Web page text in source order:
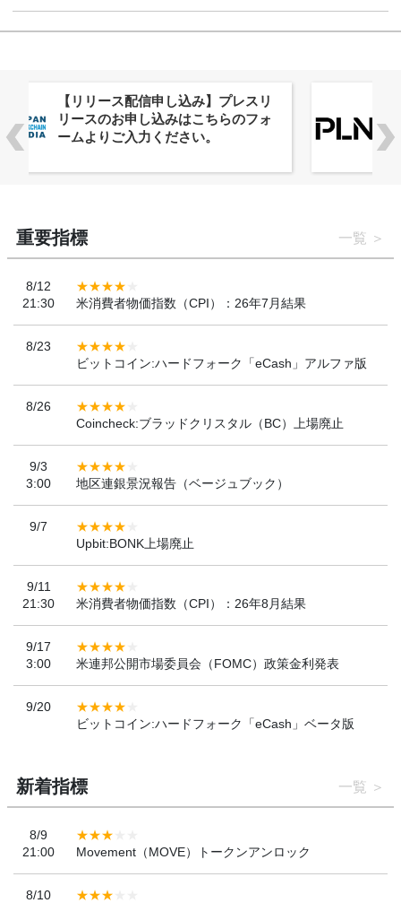
株式会社PlnX、アジア最大級のグロ
ーバルWeb3カンファレンス
「WebX2026」とのコラボレーショ
重要指標 一覧
8/12
21:30
米消費者物価指数（CPI）：26年7月結果
8/23
ビットコイン:ハードフォーク「eCash」アルファ版
8/26
Coincheck:ブラッドクリスタル（BC）上場廃止
9/3
3:00
地区連銀景況報告（ベージュブック）
9/7
Upbit:BONK上場廃止
9/11
21:30
米消費者物価指数（CPI）：26年8月結果
9/17
3:00
米連邦公開市場委員会（FOMC）政策金利発表
9/20
ビットコイン:ハードフォーク「eCash」ベータ版
新着指標 一覧
8/9
21:00
Movement（MOVE）トークンアンロック
8/10